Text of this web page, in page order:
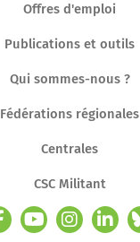
Offres d'emploi
Publications et outils
Qui sommes-nous ?
Fédérations régionales
Centrales
CSC Militant